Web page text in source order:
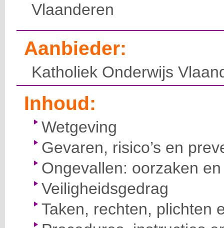
Vlaanderen
Aanbieder:
Katholiek Onderwijs
Inhoud:
Wetgeving
Gevaren, risico’s en
Ongevallen: oorzaken
Veiligheidsgedrag
Taken, rechten, plichten